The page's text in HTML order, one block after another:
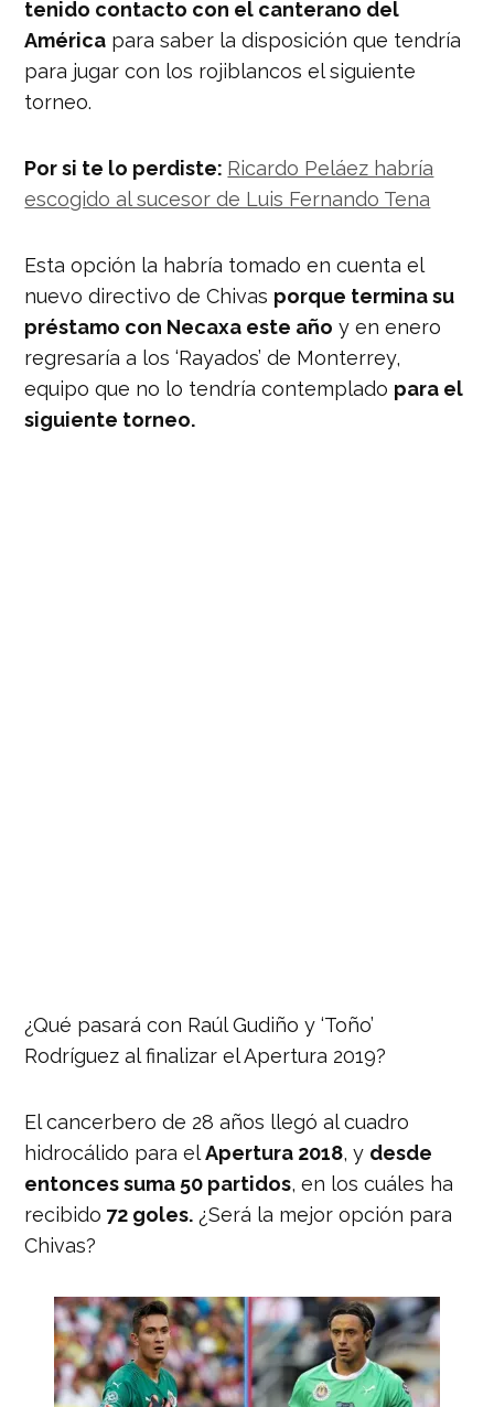
tenido contacto con el canterano del
América para saber la disposición que tendría
para jugar con los rojiblancos el siguiente
torneo.
Por si te lo perdiste: Ricardo Peláez habría
escogido al sucesor de Luis Fernando Tena
Esta opción la habría tomado en cuenta el
nuevo directivo de Chivas porque termina su
préstamo con Necaxa este año y en enero
regresaría a los ‘Rayados’ de Monterrey,
equipo que no lo tendría contemplado para el
siguiente torneo.
¿Qué pasará con Raúl Gudiño y ‘Toño’
Rodríguez al finalizar el Apertura 2019?
El cancerbero de 28 años llegó al cuadro
hidrocálido para elApertura 2018, y desde
entonces suma 50 partidos, en los cuáles ha
recibido 72 goles. ¿Será la mejor opción para
Chivas?